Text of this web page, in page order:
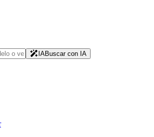
IABuscar con IA